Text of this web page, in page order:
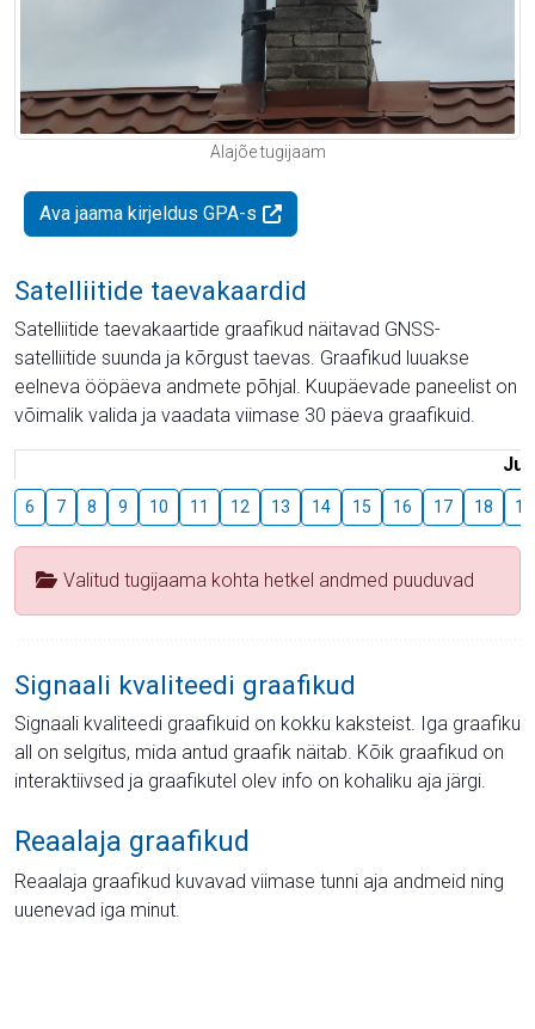
Alajõe tugijaam
Ava jaama kirjeldus GPA-s
Satelliitide taevakaardid
Satelliitide taevakaartide graafikud näitavad GNSS-
satelliitide suunda ja kõrgust taevas. Graafikud luuakse
eelneva ööpäeva andmete põhjal. Kuupäevade paneelist on
võimalik valida ja vaadata viimase 30 päeva graafikuid.
6 7 8 9 10 11 12 13 14 15 16 17 18 19
Valitud tugijaama kohta hetkel andmed puuduvad
Signaali kvaliteedi graafikud
Signaali kvaliteedi graafikuid on kokku kaksteist. Iga graafiku
all on selgitus, mida antud graafik näitab. Kõik graafikud on
interaktiivsed ja graafikutel olev info on kohaliku aja järgi.
Reaalaja graafikud
Reaalaja graafikud kuvavad viimase tunni aja andmeid ning
uuenevad iga minut.